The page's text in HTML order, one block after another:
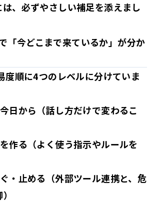
、必ずやさしい補足を添えまし
「今どこまで来ているか」が分か
度順に4つのレベルに分けていま
日から （話し方だけで変わるこ
作る （よく使う指示やルールを
・止める （外部ツール連携と、危